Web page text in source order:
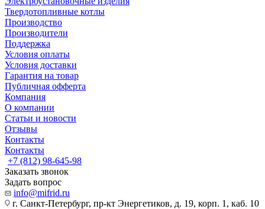
Твердотопливные котлы
Производство
Производители
Поддержка
Условия оплаты
Условия доставки
Гарантия на товар
Публичная офферта
Компания
О компании
Статьи и новости
Отзывы
Контакты
Контакты
+7 (812) 98-645-98
Заказать звонок
Задать вопрос
info@mifrid.ru
г. Санкт-Петербург, пр-кт Энергетиков, д. 19, корп. 1, каб. 10